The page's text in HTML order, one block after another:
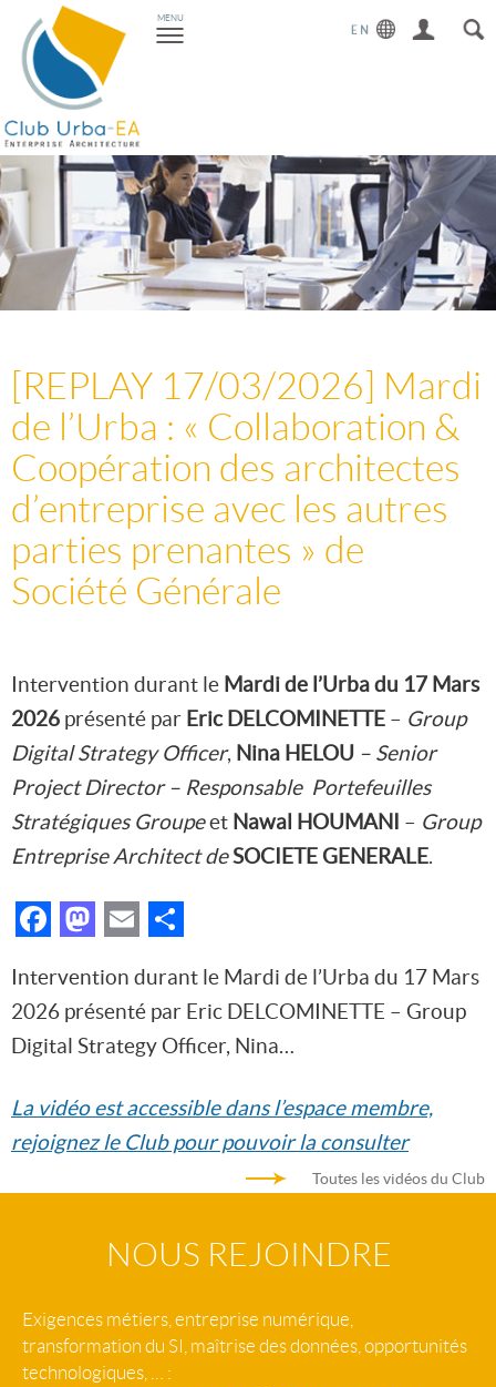
Toggle
navigation
MENU
[REPLAY 17/03/2026] Mardi
de l’Urba : « Collaboration &
Coopération des architectes
d’entreprise avec les autres
parties prenantes » de
Société Générale
Intervention durant le Mardi de l’Urba du 17 Mars
2026 présenté par Eric DELCOMINETTE – Group
Digital Strategy Officer, Nina HELOU – Senior
Project Director – Responsable Portefeuilles
Stratégiques Groupeet Nawal HOUMANI – Group
EntrepriseArchitect deSOCIETE GENERALE.
Facebook
Mastodon
Email
Intervention durant le Mardi de l’Urba du 17 Mars
2026 présenté par Eric DELCOMINETTE – Group
Digital Strategy Officer, Nina…
La vidéo est accessible dans l’espace membre,
rejoignez le Club pour pouvoir la consulter
Toutes les vidéos du Club
NOUS REJOINDRE
Exigences métiers, entreprise numérique,
transformation du SI, maîtrise des données, opportunités
technologiques, … :